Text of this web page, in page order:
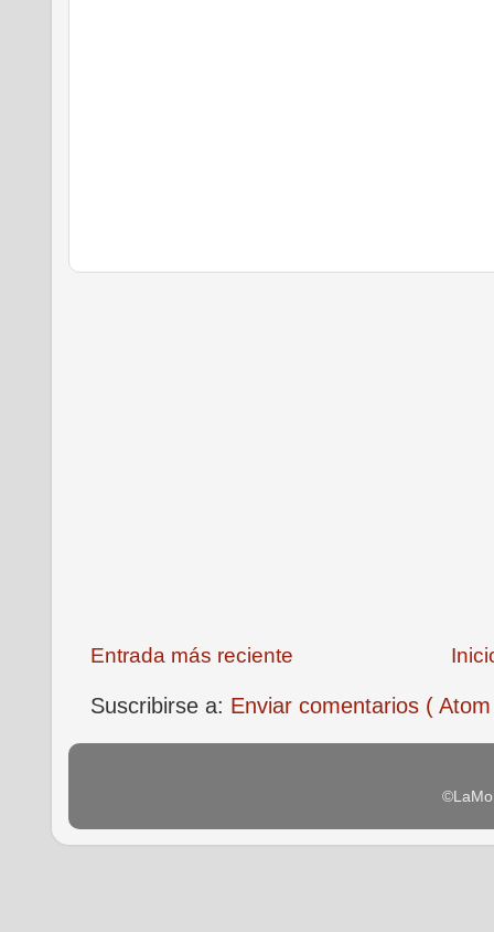
Entrada más reciente
Suscribirse a: Enviar comentarios (